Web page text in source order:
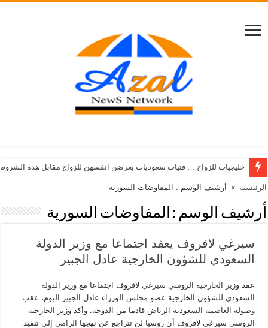
خليجيات للزواج … فتيات سعوديات يعرضن انفسهن للزواج مقابل هذه
الرئيسية » أرشيف الوسم : المفاوضات السورية
أرشيف الوسم : المفاوضات السورية
سيرغي لافروف يعقد اجتماعا مع وزير الدولة
السعودي للشؤون الخارجية عادل الجبير
عقد وزير الخارجية الروسي سيرغي لافروف اجتماعا مع وزير الدولة
السعودي للشؤون الخارجية عضو مجلس الوزراء عادل الجبير اليوم، عقب
وصوله العاصمة السعودية الرياض قادما من الدوحة. وأكد وزير الخارجية
الروسي سيرغي لافروف أن روسيا لن تتراجع عن نهجها الرامي إلى تنفيذ